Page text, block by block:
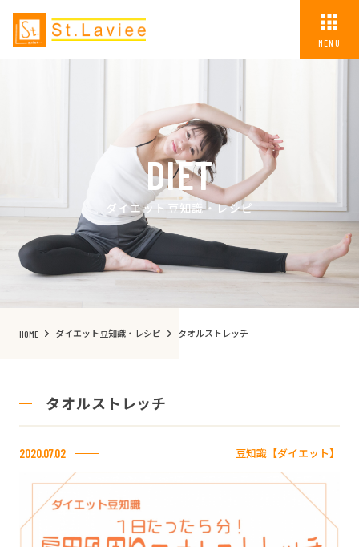
MENU
DIET
ダイエット豆知識・レシピ
HOME ダイエット豆知識・レシピ タオルストレッチ
タオルストレッチ
2020.07.02 豆知識【ダイエット】